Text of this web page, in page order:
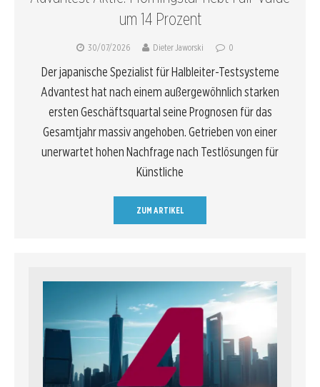
um 14 Prozent
30/07/2026 Dieter Jaworski 0
Der japanische Spezialist für Halbleiter-Testsysteme
Advantest hat nach einem außergewöhnlich starken
ersten Geschäftsquartal seine Prognosen für das
Gesamtjahr massiv angehoben. Getrieben von einer
unerwartet hohen Nachfrage nach Testlösungen für
Künstliche
ZUM ARTIKEL